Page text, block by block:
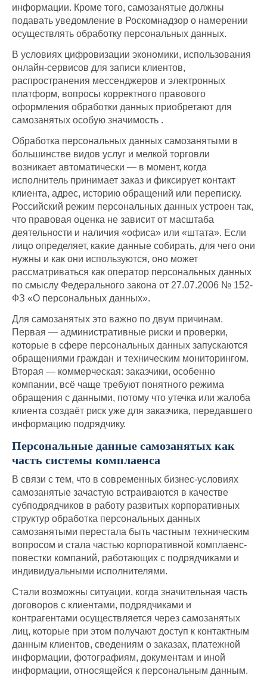
информации. Кроме того, самозанятые должны
подавать уведомление в Роскомнадзор о намерении
осуществлять обработку персональных данных.
В условиях цифровизации экономики, использования
онлайн-сервисов для записи клиентов,
распространения мессенджеров и электронных
платформ, вопросы корректного правового
оформления обработки данных приобретают для
самозанятых особую значимость .
Обработка персональных данных самозанятыми в
большинстве видов услуг и мелкой торговли
возникает автоматически — в момент, когда
исполнитель принимает заказ и фиксирует контакт
клиента, адрес, историю обращений или переписку.
Российский режим персональных данных устроен так,
что правовая оценка не зависит от масштаба
деятельности и наличия «офиса» или «штата». Если
лицо определяет, какие данные собирать, для чего они
нужны и как они используются, оно может
рассматриваться как оператор персональных данных
по смыслу Федерального закона от 27.07.2006 № 152-
ФЗ «О персональных данных».
Для самозанятых это важно по двум причинам.
Первая — административные риски и проверки,
которые в сфере персональных данных запускаются
обращениями граждан и техническим мониторингом.
Вторая — коммерческая: заказчики, особенно
компании, всё чаще требуют понятного режима
обращения с данными, потому что утечка или жалоба
клиента создаёт риск уже для заказчика, передавшего
информацию подрядчику.
Персональные данные самозанятых как
часть системы комплаенса
В связи с тем, что в современных бизнес-условиях
самозанятые зачастую встраиваются в качестве
субподрядчиков в работу развитых корпоративных
структур обработка персональных данных
самозанятыми перестала быть частным техническим
вопросом и стала частью корпоративной комплаенс-
повестки компаний, работающих с подрядчиками и
индивидуальными исполнителями.
Стали возможны ситуации, когда значительная часть
договоров с клиентами, подрядчиками и
контрагентами осуществляется через самозанятых
лиц, которые при этом получают доступ к контактным
данным клиентов, сведениям о заказах, платежной
информации, фотографиям, документам и иной
информации, относящейся к персональным данным.